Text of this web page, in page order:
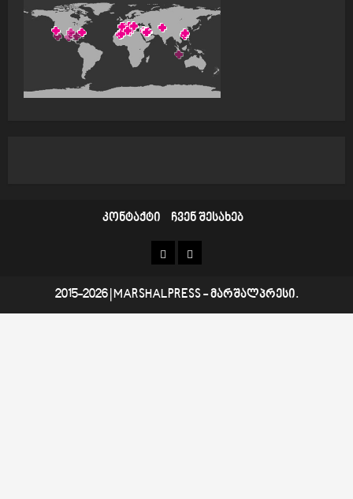
კონტაქტი ჩვენ შესახებ
კონტაქტი
ჩვენ
2015-2026 MARSHALPRESS- მარშალპრესი.